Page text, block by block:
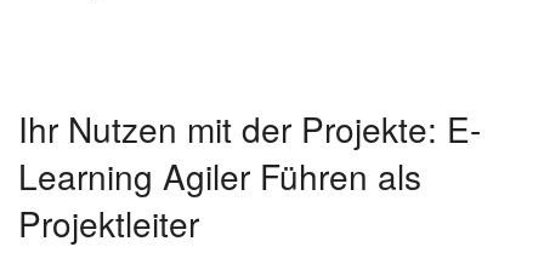
Ihr Nutzen mit der Projekte: E-
Learning Agiler Führen als
Projektleiter